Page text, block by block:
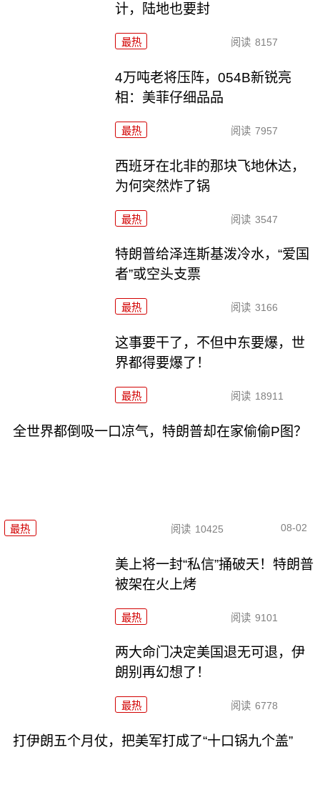
计，陆地也要封
最热 阅读 8157
4万吨老将压阵，054B新锐亮
相：美菲仔细品品
最热 阅读 7957
西班牙在北非的那块飞地休达，
为何突然炸了锅
最热 阅读 3547
特朗普给泽连斯基泼冷水，“爱国
者”或空头支票
最热 阅读 3166
这事要干了，不但中东要爆，世
界都得要爆了！
最热 阅读 18911
全世界都倒吸一口凉气，特朗普却在家偷偷P图？
最热 阅读 10425 08-02
美上将一封“私信”捅破天！特朗普
被架在火上烤
最热 阅读 9101
两大命门决定美国退无可退，伊
朗别再幻想了！
最热 阅读 6778
打伊朗五个月仗，把美军打成了“十口锅九个盖”